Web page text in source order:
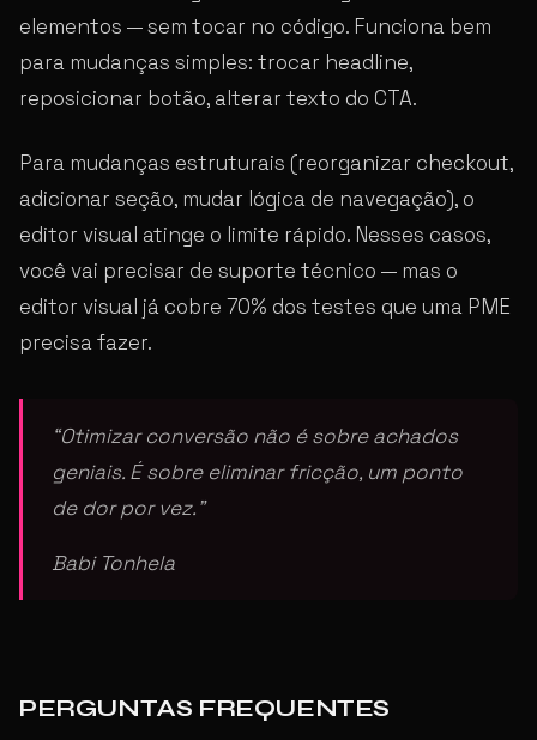
elementos — sem tocar no código. Funciona bem
para mudanças simples: trocar headline,
reposicionar botão, alterar texto do CTA.
Para mudanças estruturais (reorganizar checkout,
adicionar seção, mudar lógica de navegação), o
editor visual atinge o limite rápido. Nesses casos,
você vai precisar de suporte técnico — mas o
editor visual já cobre 70% dos testes que uma PME
precisa fazer.
“Otimizar conversão não é sobre achados
geniais. É sobre eliminar fricção, um ponto
de dor por vez.”
Babi Tonhela
PERGUNTAS FREQUENTES